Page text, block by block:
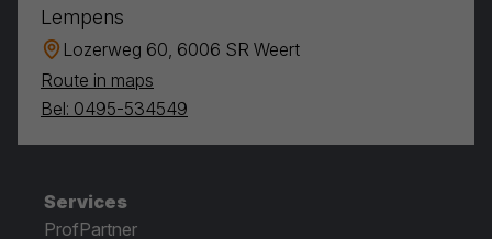
Lempens
Lozerweg 60, 6006 SR Weert
Route in maps
Bel: 0495-534549
Services
ProfPartner